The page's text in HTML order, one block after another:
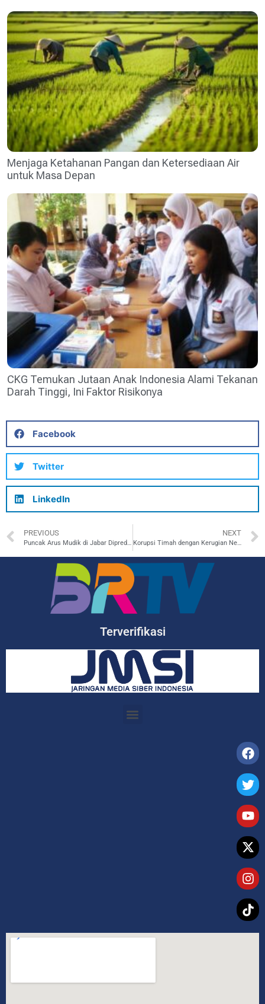
Menjaga Ketahanan Pangan dan Ketersediaan Air
untuk Masa Depan
CKG Temukan Jutaan Anak Indonesia Alami Tekanan
Darah Tinggi, Ini Faktor Risikonya
Facebook
Twitter
LinkedIn
PREVIOUS
Puncak Arus Mudik di Jabar Diprediksi Tanggal 6-8 April
NEXT
Korupsi Timah dengan Kerugian Negara 271 Triliun, Luhut Turun Tangan
Terverifikasi